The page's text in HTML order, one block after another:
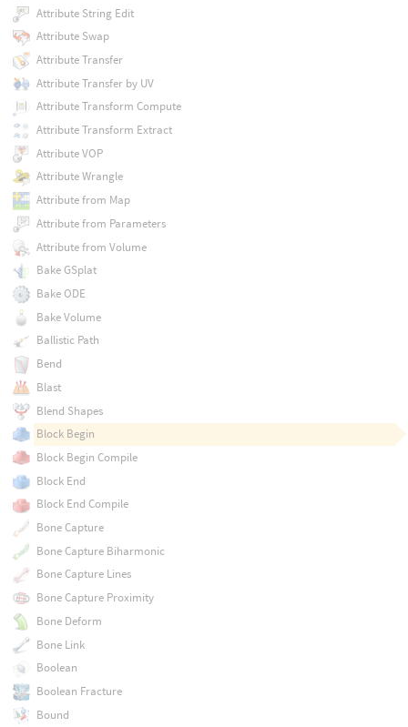
Attribute String Edit
Attribute Swap
Attribute Transfer
Attribute Transfer by UV
Attribute Transform Compute
Attribute Transform Extract
Attribute VOP
Attribute Wrangle
Attribute from Map
Attribute from Parameters
Attribute from Volume
Bake GSplat
Bake ODE
Bake Volume
Ballistic Path
Bend
Blast
Blend Shapes
Block Begin
Block Begin Compile
Block End
Block End Compile
Bone Capture
Bone Capture Biharmonic
Bone Capture Lines
Bone Capture Proximity
Bone Deform
Bone Link
Boolean
Boolean Fracture
Bound